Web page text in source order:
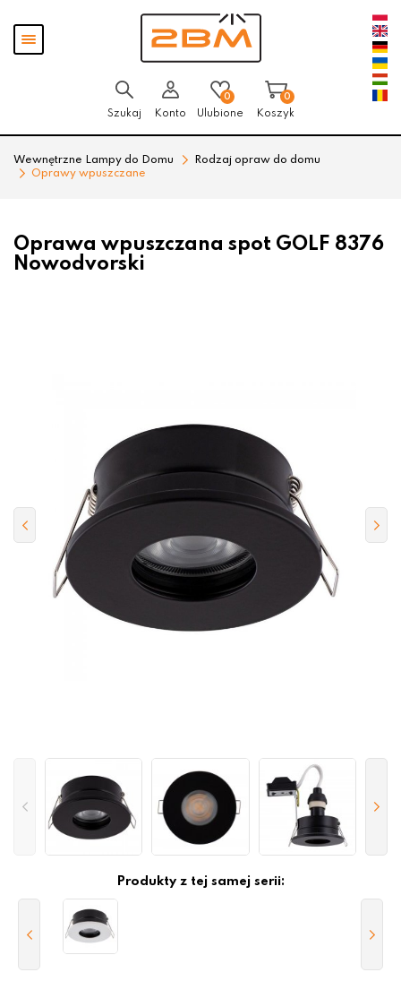
Pokaż
menu
Szukaj Konto
0
Ulubione
0
Koszyk
Wewnętrzne Lampy do Domu
Rodzaj opraw do domu
Oprawy wpuszczane
Oprawa wpuszczana spot GOLF 8376
Nowodvorski
Produkty z tej samej serii: